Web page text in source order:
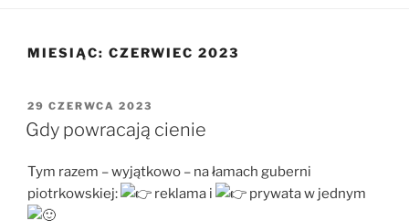
MIESIĄC: CZERWIEC 2023
OPUBLIKOWANE
W
29 CZERWCA 2023
Gdy powracają cienie
Tym razem – wyjątkowo – na łamach guberni
piotrkowskiej:
reklama i prywata w jednym